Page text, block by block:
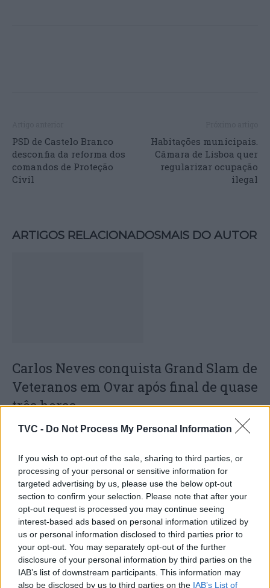
TVC - Do Not Process My Personal Information
If you wish to opt-out of the sale, sharing to third parties, or
processing of your personal or sensitive information for
targeted advertising by us, please use the below opt-out
section to confirm your selection. Please note that after your
opt-out request is processed you may continue seeing
interest-based ads based on personal information utilized by
us or personal information disclosed to third parties prior to
your opt-out. You may separately opt-out of the further
disclosure of your personal information by third parties on the
IAB’s list of downstream participants. This information may
also be disclosed by us to third parties on the IAB’s List of
PSD de Castelo Branco
desconfia da reforma dos
comandos de Proteção
Civil
Habitações municipais.
Câmara de Lisboa quer
regularizar ocupação
ilegal
ARTIGOS RELACIONADOSMAIS DO AUTOR
Carlos Neves conquista Grand Slam de
Veteranos em Ovar após final de quase
três horas
Petição para repetir a final do Mundial
já reúne mais de 80 mil assinaturas